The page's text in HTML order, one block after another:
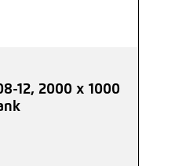
12, 2000 x 1000